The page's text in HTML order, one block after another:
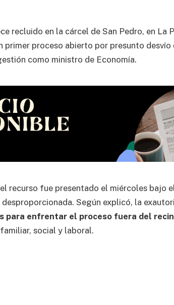
recluido en la cárcel de San Pedro, en La
primer proceso abierto por presunto desvío
como ministro de Economía.
recurso fue presentado el miércoles bajo
Según explicó, la
para enfrentar el proceso fuera del
social y laboral.